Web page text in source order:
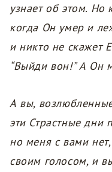
узнает об этом. Но
когда Он умер и
и никто не скажет
“Выйди вон!” А Он
А вы,
эти Страстные дни
но меня с вами
своим голосом, и